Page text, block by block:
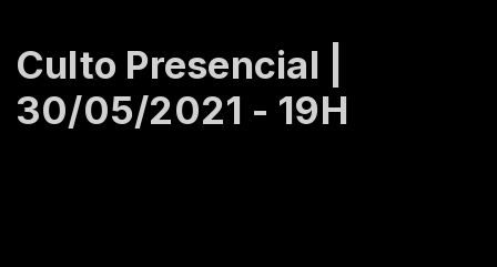
Culto Presencial |
30/05/2021 - 19H